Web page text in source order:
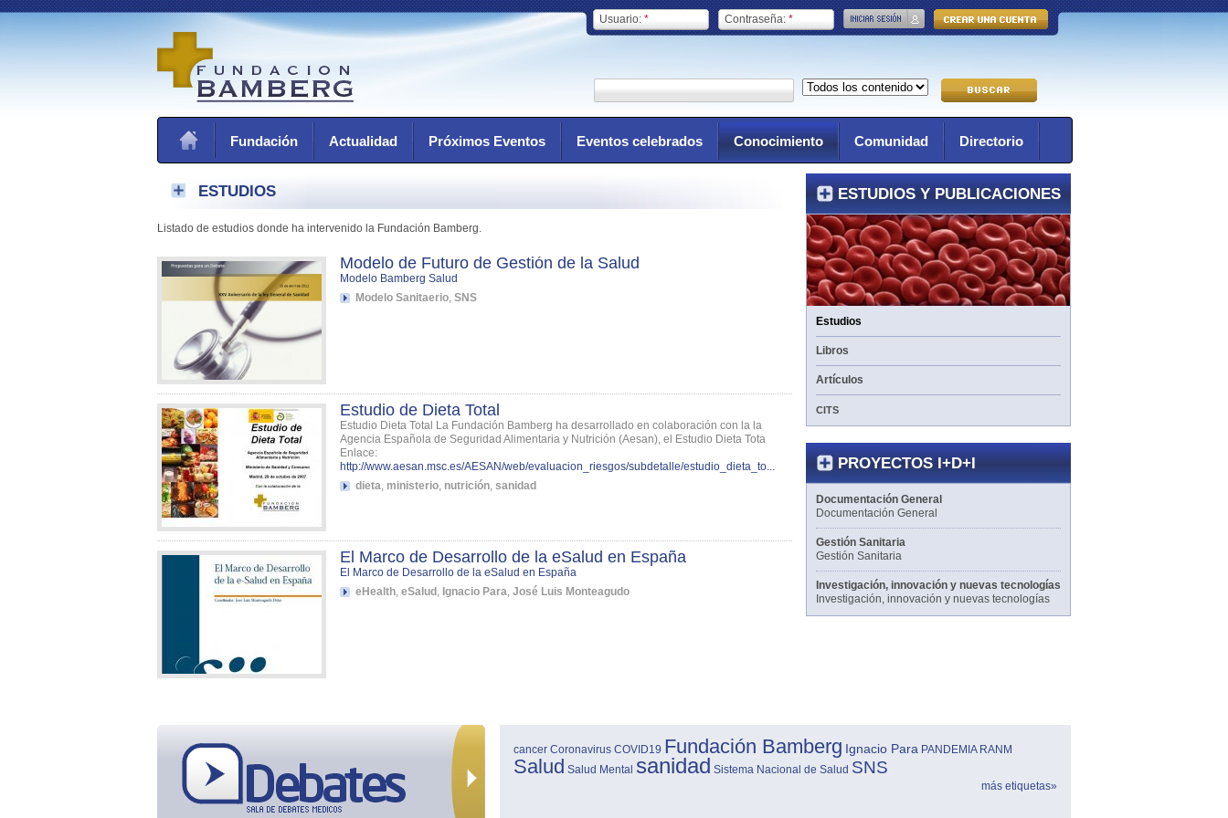
Usuario: * Contraseña: *
Fundación Actualidad Próximos Eventos Eventos celebrados Conocimiento Comunidad Directorio
ESTUDIOS Y PUBLICACIONES
Estudios
Libros
Artículos
CITS
PROYECTOS I+D+I
Documentación General
Documentación General
Gestión Sanitaria
Gestión Sanitaria
Investigación, innovación y nuevas tecnologías
Investigación, innovación y nuevas tecnologías
ESTUDIOS
Listado de estudios donde ha intervenido la Fundación Bamberg.
Modelo de Futuro de Gestión de la Salud
Modelo Bamberg Salud
Modelo Sanitaerio, SNS
Estudio de Dieta Total
Estudio Dieta Total La Fundación Bamberg ha desarrollado en colaboración con la la
Agencia Española de Seguridad Alimentaria y Nutrición (Aesan), el Estudio Dieta Tota
Enlace:
http://www.aesan.msc.es/AESAN/web/evaluacion_riesgos/subdetalle/estudio_dieta_to...
dieta, ministerio, nutrición, sanidad
El Marco de Desarrollo de la eSalud en España
El Marco de Desarrollo de la eSalud en España
eHealth, eSalud , Ignacio Para, José Luis Monteagudo
cancer Coronavirus COVID19 Fundación Bamberg Ignacio Para PANDEMIA RANM
Salud Salud Mental sanidad Sistema Nacional de Salud SNS
más etiquetas»